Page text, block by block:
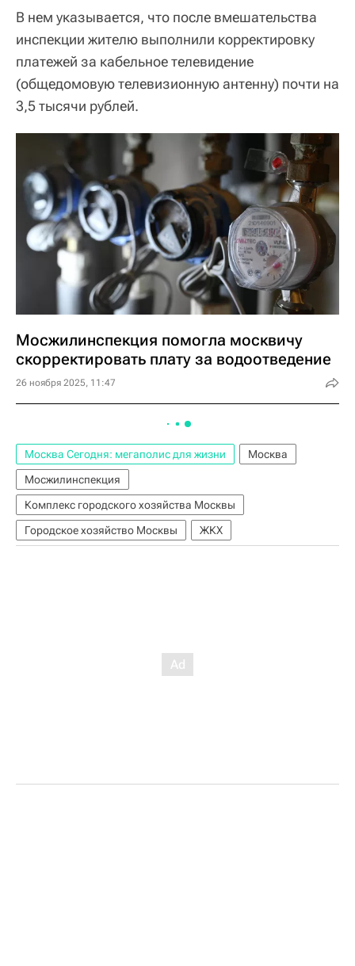
В нем указывается, что после вмешательства
инспекции жителю выполнили корректировку
платежей за кабельное телевидение
(общедомовую телевизионную антенну) почти на
3,5 тысячи рублей.
Мосжилинспекция помогла москвичу
скорректировать плату за водоотведение
26 ноября 2025, 11:47
Москва Сегодня: мегаполис для жизни
Москва
Мосжилинспекция
Комплекс городского хозяйства Москвы
Городское хозяйство Москвы
ЖКХ